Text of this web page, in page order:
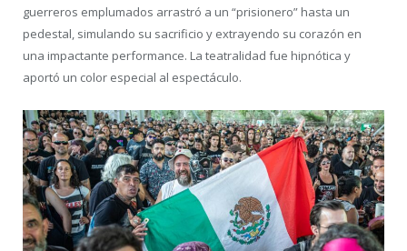
guerreros emplumados arrastró a un “prisionero” hasta un
pedestal, simulando su sacrificio y extrayendo su corazón en
una impactante performance. La teatralidad fue hipnótica y
aportó un color especial al espectáculo.